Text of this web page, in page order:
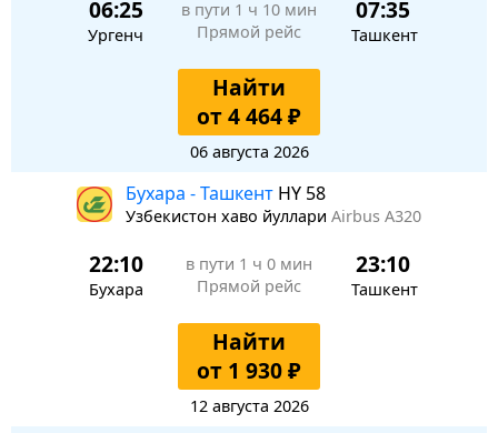
06:25
Ургенч
в пути 1 ч 10 мин
Прямой рейс
07:35
Ташкент
Найти
от 4 464 ₽
06 августа 2026
Бухара - Ташкент HY 58
Узбекистон хаво йуллари Airbus A320
22:10
Бухара
в пути 1 ч 0 мин
Прямой рейс
23:10
Ташкент
Найти
от 1 930 ₽
12 августа 2026